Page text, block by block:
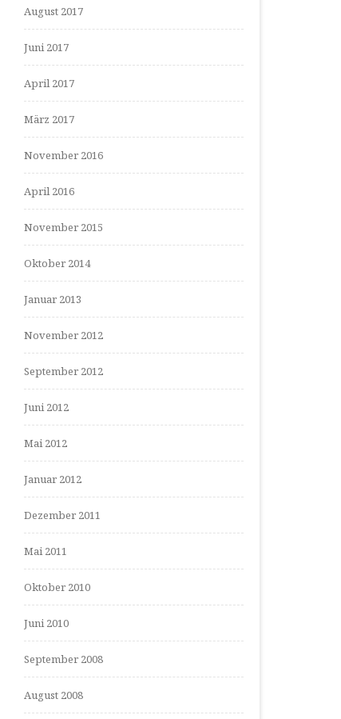
August 2017
Juni 2017
April 2017
März 2017
November 2016
April 2016
November 2015
Oktober 2014
Januar 2013
November 2012
September 2012
Juni 2012
Mai 2012
Januar 2012
Dezember 2011
Mai 2011
Oktober 2010
Juni 2010
September 2008
August 2008